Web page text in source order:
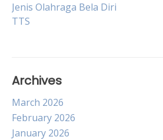
navigation
Jenis Olahraga Bela Diri
TTS
Archives
March 2026
February 2026
January 2026